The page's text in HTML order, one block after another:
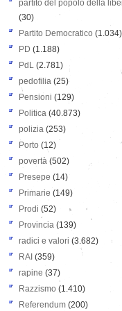
partito del popolo della
(30)
Partito Democratico (1.034)
PD (1.188)
PdL (2.781)
pedofilia (25)
Pensioni (129)
Politica (40.873)
polizia (253)
Porto (12)
povertà (502)
Presepe (14)
Primarie (149)
Prodi (52)
Provincia (139)
radici e valori (3.682)
RAI (359)
rapine (37)
Razzismo (1.410)
Referendum (200)